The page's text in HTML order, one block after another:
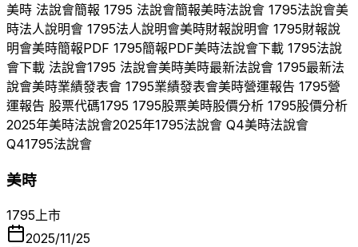
美時 法說會簡報 1795 法說會簡報美時法說會 1795法說會美
時法人說明會 1795法人說明會美時財報說明會 1795財報說
明會美時簡報PDF 1795簡報PDF美時法說會下載 1795法說
會下載 法說會1795 法說會美時美時最新法說會 1795最新法
說會美時業績發表會 1795業績發表會美時營運報告 1795營
運報告 股票代碼1795 1795股票美時股價分析 1795股價分析
2025年美時法說會2025年1795法說會 Q4美時法說會
Q41795法說會
美時
1795 上市
2025/11/25